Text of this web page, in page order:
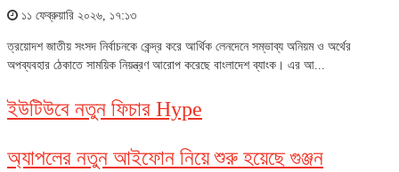
১১ ফেব্রুয়ারি ২০২৬, ১৭:১৩
ত্রয়োদশ জাতীয় সংসদ নির্বাচনকে কেন্দ্র করে আর্থিক লেনদেনে সম্ভাব্য অনিয়ম ও অর্থের
অপব্যবহার ঠেকাতে সাময়িক নিয়ন্ত্রণ আরোপ করেছে বাংলাদেশ ব্যাংক। এর আ...
ইউটিউবে নতুন ফিচার Hype
অ্যাপলের নতুন আইফোন নিয়ে শুরু হয়েছে গুঞ্জন